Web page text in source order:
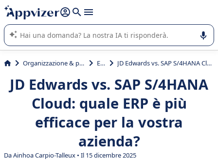
righe con
shift + enter
L'IA di Appvizer vi guida nell'utilizzo o nella scelta di un
software SaaS per la vostra azienda.
Organizzazione & planning ERP JD Edwards vs. SAP S/4HANA Cloud: quale ERP è più efficace per la vostra azienda?
JD Edwards vs. SAP S/4HANA
Cloud: quale ERP è più
efficace per la vostra
azienda?
Da Ainhoa Carpio-Talleux • Il 15 dicembre 2025